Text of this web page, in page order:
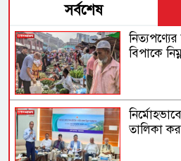
সর্বশেষ
বিপাকে
তালিকা করা